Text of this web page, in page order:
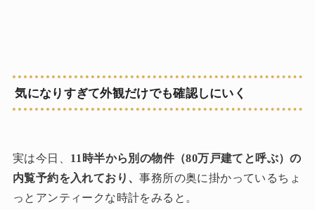
気になりすぎて外観だけでも確認しにいく
実は今日、 11時半から別の物件（80万戸建てと呼ぶ）の
内覧予約を入れており、事務所の奥に掛かっているちょ
っとアンティークな時計をみると。